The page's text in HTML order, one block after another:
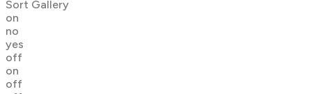
Sort Gallery
on
no
yes
off
on
off